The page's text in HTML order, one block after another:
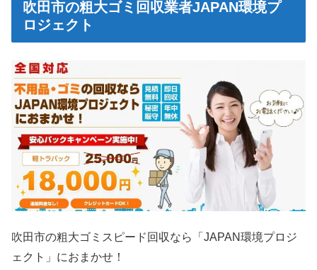
吹田市の粗大ゴミ回収業者JAPAN環境プ
ロジェクト
吹田市の粗大ゴミスピード回収なら「JAPAN環境プロジ
ェクト」におまかせ！